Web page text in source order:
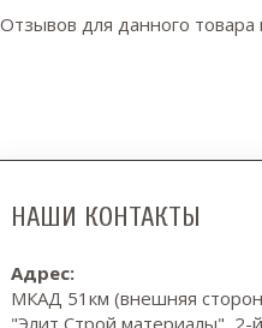
Отзывов для данного товара
НАШИ КОНТАКТЫ
Адрес:
МКАД 51км (внешняя
"Элит Строй материалы", 2-